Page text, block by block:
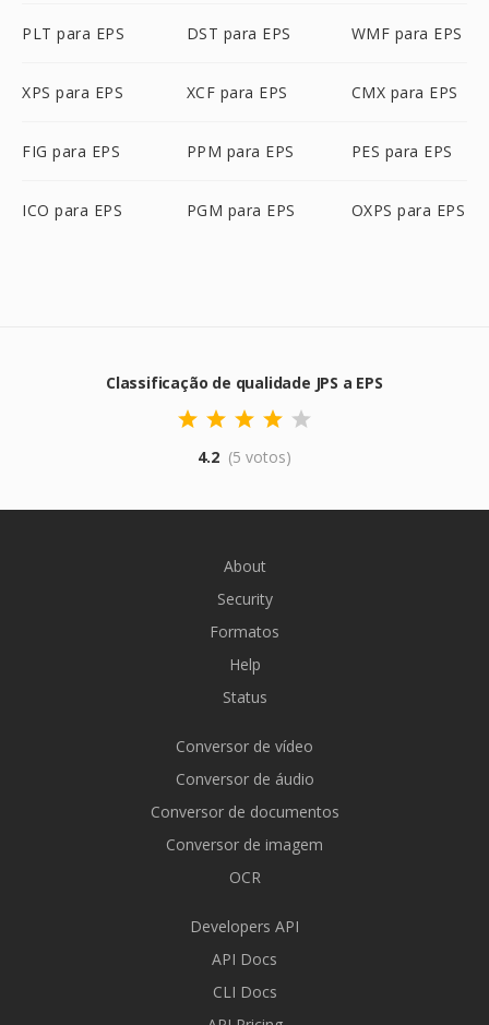
PLT para EPS DST para EPS WMF para EPS
XPS para EPS XCF para EPS CMX para EPS
FIG para EPS PPM para EPS PES para EPS
ICO para EPS PGM para EPS OXPS para EPS
Classificação de qualidade JPS a EPS
4.2 (5 votos)
About
Security
Formatos
Help
Status
Conversor de vídeo
Conversor de áudio
Conversor de documentos
Conversor de imagem
OCR
Developers API
API Docs
CLI Docs